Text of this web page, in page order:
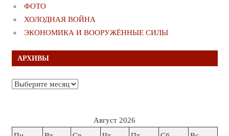
ФОТО
ХОЛОДНАЯ ВОЙНА
ЭКОНОМИКА И ВООРУЖЁННЫЕ СИЛЫ
АРХИВЫ
Архивы
Август 2026